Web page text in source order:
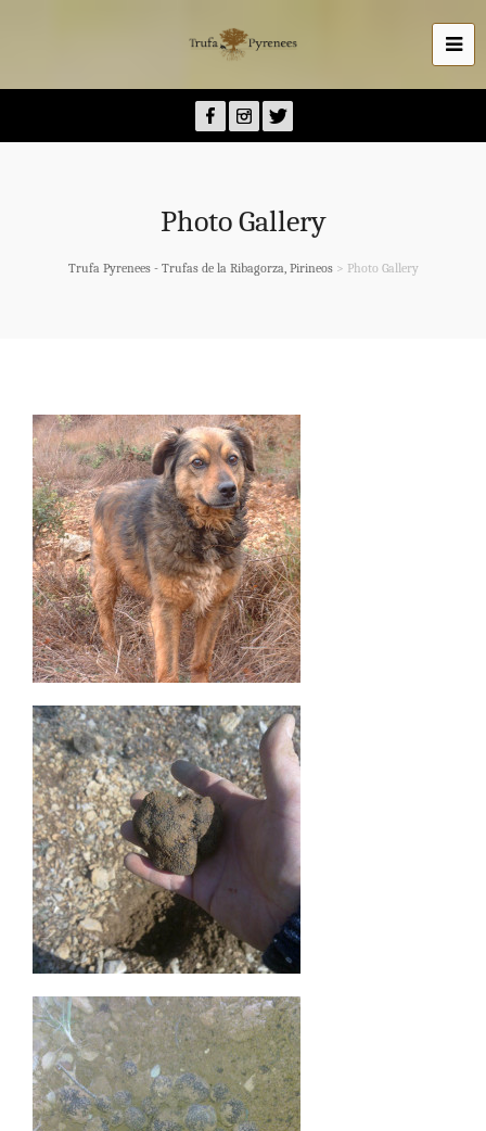
Photo Gallery
Trufa Pyrenees - Trufas de la Ribagorza, Pirineos> Photo Gallery